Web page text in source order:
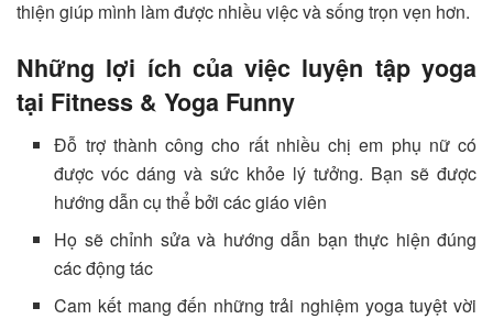
thiện giúp mình làm được nhiều việc và sống trọn vẹn hơn.
Những lợi ích của việc luyện tập yoga
tại Fitness & Yoga Funny
Đỗ trợ thành công cho rất nhiều chị em phụ nữ có
được vóc dáng và sức khỏe lý tưởng. Bạn sẽ được
hướng dẫn cụ thể bởi các giáo viên
Họ sẽ chỉnh sửa và hướng dẫn bạn thực hiện đúng
các động tác
Cam kết mang đến những trải nghiệm yoga tuyệt vời